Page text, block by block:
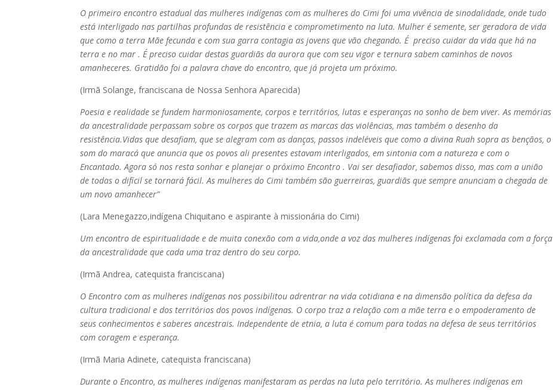
O primeiro encontro estadual das mulheres indígenas com as mulheres do Cimi foi uma vivência de sinodalidade, onde tudo
está interligado nas partilhas profundas de resistência e comprometimento na luta. Mulher é semente, ser geradora de vida
que como a terra Mãe fecunda e com sua garra contagia as jovens que vão chegando. É preciso cuidar da vida que há na
terra e no mar . É preciso cuidar destas guardiãs da aurora que com seu vigor e ternura sabem caminhos de novos
amanheceres. Gratidão foi a palavra chave do encontro, que já projeta um próximo.
(Irmã Solange, franciscana de Nossa Senhora Aparecida)
Poesia e realidade se fundem harmoniosamente, corpos e territórios, lutas e esperanças no sonho de bem viver. As memórias
da ancestralidade perpassam sobre os corpos que trazem as marcas das violências, mas também o desenho da
resistência.Vidas que desafiam, que se alegram com as danças, passos indeléveis que como a divina Ruah sopra as bençãos, o
som do maracá que anuncia que os povos ali presentes estavam interligados, em sintonia com a natureza e com o
Encantado. Agora só nos resta sonhar e planejar o próximo Encontro . Vai ser desafiador, sabemos disso, mas com a união
de todas o difícil se tornará fácil. As mulheres do Cimi também são guerreiras, guardiãs que sempre anunciam a chegada de
um novo amanhecer”
(Lara Menegazzo,indígena Chiquitano e aspirante à missionária do Cimi)
Um encontro de espiritualidade e de muita conexão com a vida,onde a voz das mulheres indígenas foi exclamada com a força
da ancestralidade que cada uma traz dentro do seu corpo.
(Irmã Andrea, catequista franciscana)
O Encontro com as mulheres indígenas nos possibilitou adrentrar na vida cotidiana e na dimensão política da defesa da
cultura tradicional e dos territórios dos povos indígenas. O corpo traz a relação com a mãe terra e o empoderamento de
seus conhecimentos e saberes ancestrais. Independente de etnia, a luta é comum para todas na defesa de seus territórios
com coragem e esperança.
(Irmã Maria Adinete, catequista franciscana)
Durante o Encontro, as mulheres indígenas manifestaram as perdas na luta pelo território. As mulheres indígenas em